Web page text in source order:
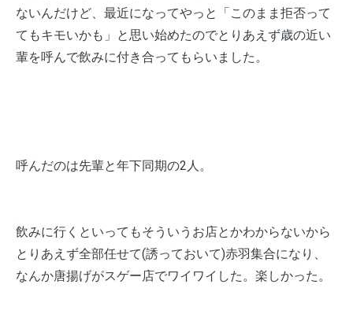
ないんだけど、最近になってやっと「このまま拒否って
てもキモいかも」と思い始めたのでとりあえず歳の近い
輩を呼んで飲みに付き合ってもらいました。
呼んだのは先輩と年下同期の2人。
飲みに行くといってもそういうお店とかわからないから
とりあえず全部任せて(誘っておいて)赤羽集合になり、
なんか唐揚げがスゲー店でワイワイした。楽しかった。